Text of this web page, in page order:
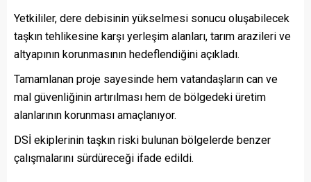
Yetkililer, dere debisinin yükselmesi sonucu oluşabilecek
taşkın tehlikesine karşı yerleşim alanları, tarım arazileri ve
altyapının korunmasının hedeflendiğini açıkladı.
Tamamlanan proje sayesinde hem vatandaşların can ve
mal güvenliğinin artırılması hem de bölgedeki üretim
alanlarının korunması amaçlanıyor.
DSİ ekiplerinin taşkın riski bulunan bölgelerde benzer
çalışmalarını sürdüreceği ifade edildi.